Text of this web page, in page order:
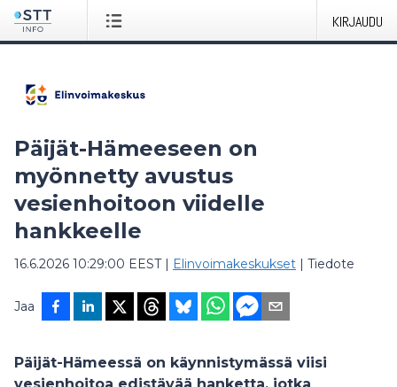
KIRJAUDU
Päijät-Hämeeseen on
myönnetty avustus
vesienhoitoon viidelle
hankkeelle
16.6.2026 10:29:00 EEST| Elinvoimakeskukset | Tiedote
Jaa
Päijät-Hämeessä on käynnistymässä viisi